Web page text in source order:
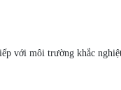
với môi trường khắc